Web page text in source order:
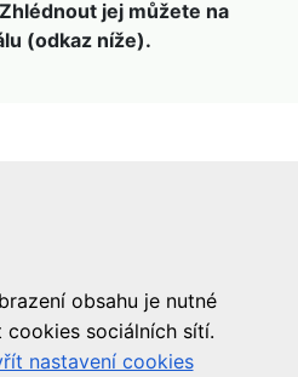
jej můžete na
(odkaz níže).